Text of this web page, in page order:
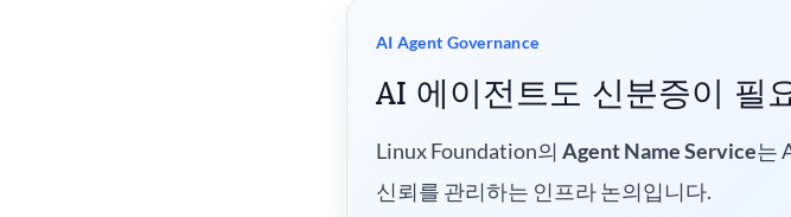
AI Agent Governance
AI 에이전트도 신분증이 필
Linux Foundation의 Agent Name Service는
신뢰를 관리하는 인프라 논의입니다.